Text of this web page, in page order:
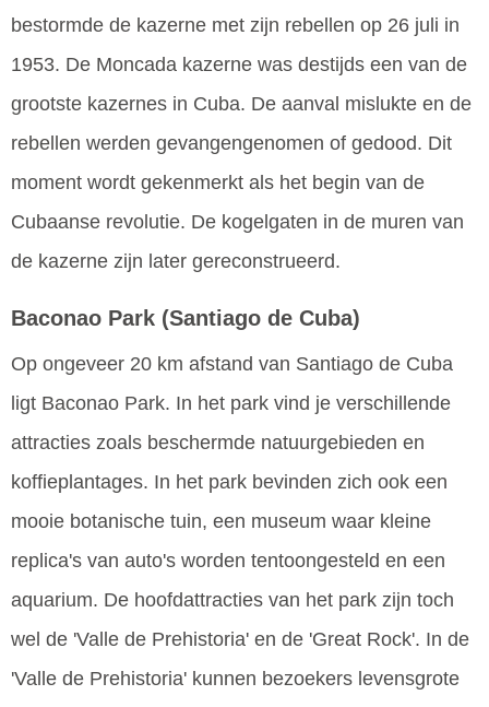
bestormde de kazerne met zijn rebellen op 26 juli in
1953. De Moncada kazerne was destijds een van de
grootste kazernes in Cuba. De aanval mislukte en de
rebellen werden gevangengenomen of gedood. Dit
moment wordt gekenmerkt als het begin van de
Cubaanse revolutie. De kogelgaten in de muren van
de kazerne zijn later gereconstrueerd.
Baconao Park (Santiago de Cuba)
Op ongeveer 20 km afstand van Santiago de Cuba
ligt Baconao Park. In het park vind je verschillende
attracties zoals beschermde natuurgebieden en
koffieplantages. In het park bevinden zich ook een
mooie botanische tuin, een museum waar kleine
replica's van auto's worden tentoongesteld en een
aquarium. De hoofdattracties van het park zijn toch
wel de 'Valle de Prehistoria' en de 'Great Rock'. In de
'Valle de Prehistoria' kunnen bezoekers levensgrote